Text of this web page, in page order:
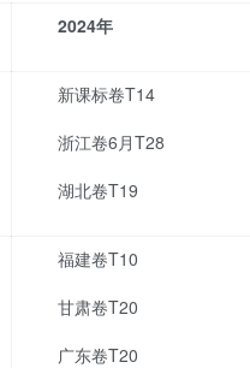
2024年
新课标卷T14
浙江卷6月T28
湖北卷T19
福建卷T10
甘肃卷T20
广东卷T20